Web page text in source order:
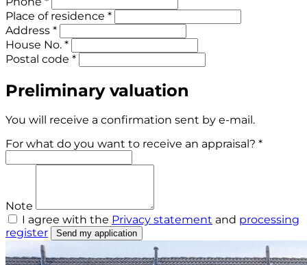
Place of residence *
Address *
House No. *
Postal code *
Preliminary valuation
You will receive a confirmation sent by e-mail.
For what do you want to receive an appraisal? *
Note
I agree with the Privacy statement and processing
register
Send my application